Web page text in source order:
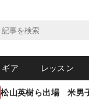
ギア レッスン
松山英樹ら出場 米男